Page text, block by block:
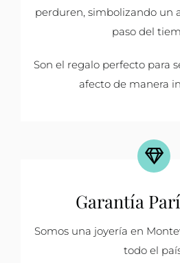
perduren, simbolizando un
paso del
Son el regalo perfecto para
afecto de manera
Garantía
Somos una joyería en
todo el